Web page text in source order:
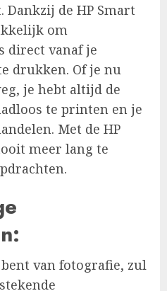
de HP Smart
om
direct vanaf je
drukken. Of je nu
je hebt altijd de
te printen en je
Met de HP
meer lang te
van fotografie, zul